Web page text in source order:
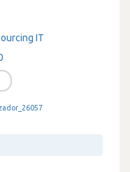
IT